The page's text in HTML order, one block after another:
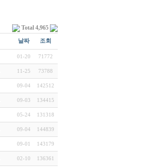
Total 4,965
날짜 조회
01-20 71772
11-25 73788
09-04 142512
09-03 134415
05-24 131318
09-04 144839
09-01 143179
02-10 136361